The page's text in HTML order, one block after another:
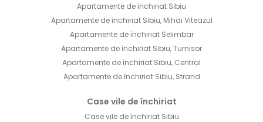
Apartamente de închiriat Sibiu
Apartamente de închiriat Sibiu, Mihai Viteazul
Apartamente de închiriat Selimbar
Apartamente de închiriat Sibiu, Turnisor
Apartamente de închiriat Sibiu, Central
Apartamente de închiriat Sibiu, Strand
Case vile de închiriat
Case vile de închiriat Sibiu